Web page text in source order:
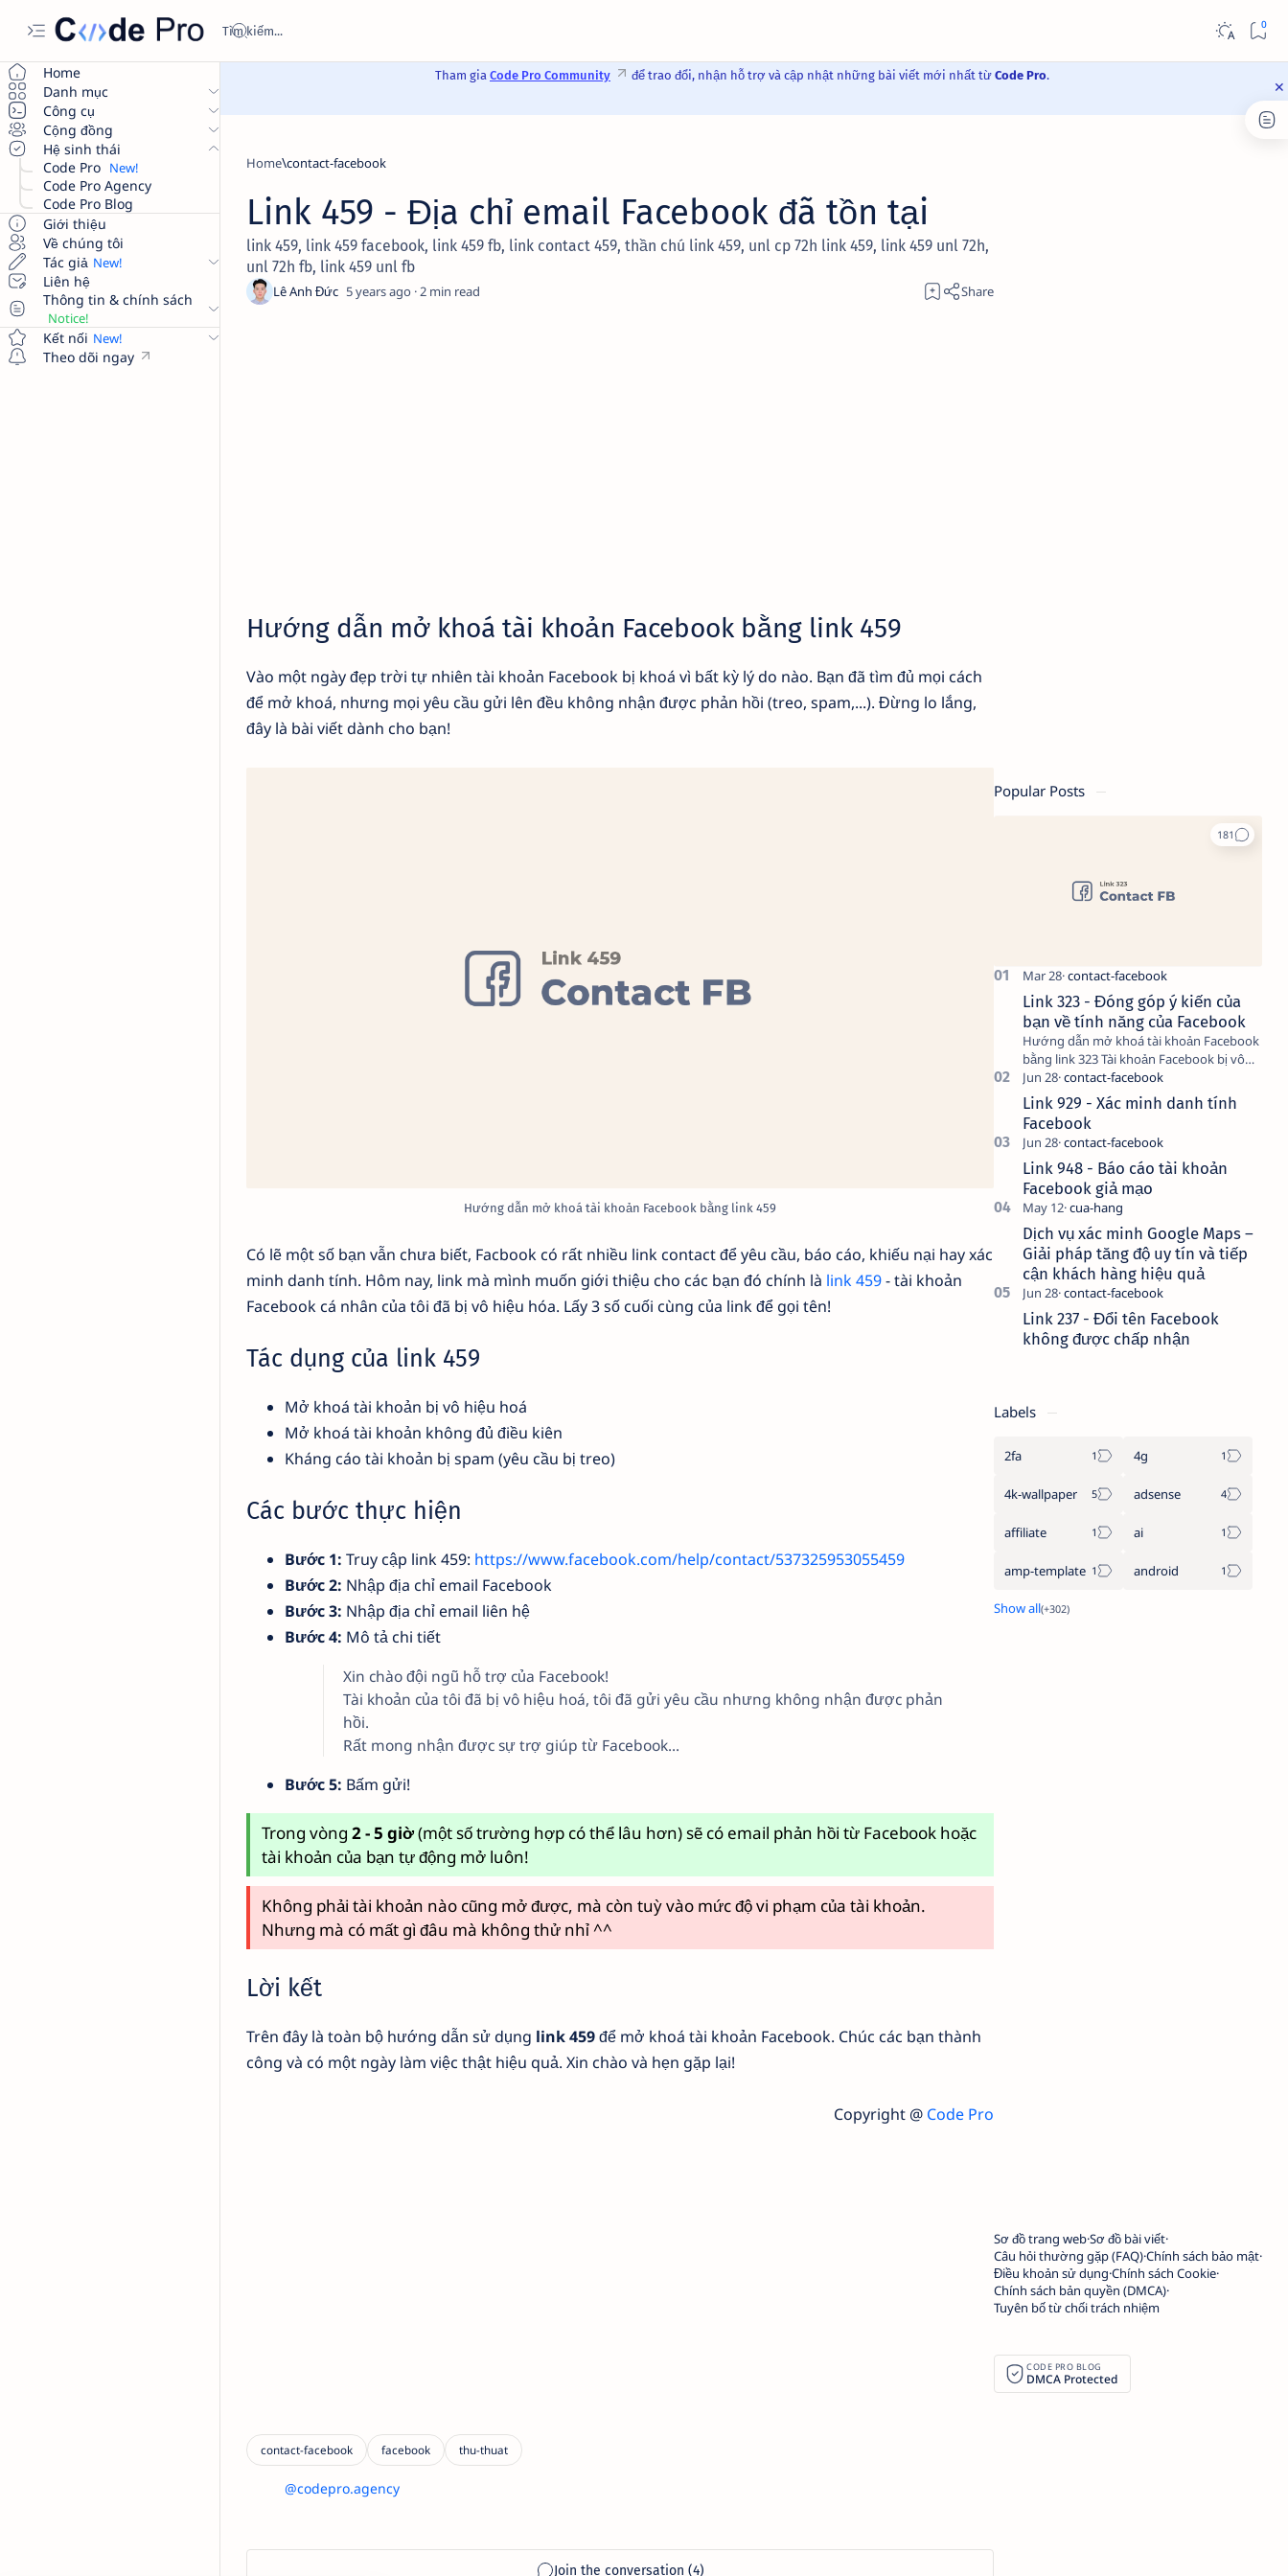
Home
Danh mục
Công cụ
Cộng đồng
Hệ sinh thái
Code Pro
Code Pro Agency
Code Pro Blog
Giới thiệu
Về chúng tôi
Tác giả
Liên hệ
Thông tin & chính sách
Kết nối
Theo dõi ngay
Tham gia Code Pro Community để trao đổi, nhận hỗ trợ và cập nhật những bài viết mới nhất từ Code Pro.
Home contact-facebook
Link 459 - Địa chỉ email Facebook đã tồn tại
link 459, link 459 facebook, link 459 fb, link contact 459, thần chú link 459, unl cp 72h link 459, link 459 unl 72h,
unl 72h fb, link 459 unl fb
5 years ago 2
Hướng dẫn mở khoá tài khoản Facebook bằng link 459
Vào một ngày đẹp trời tự nhiên tài khoản Facebook bị khoá vì bất kỳ lý do nào. Bạn đã tìm đủ mọi cách
để mở khoá, nhưng mọi yêu cầu gửi lên đều không nhận được phản hồi (treo, spam,...). Đừng lo lắng,
đây là bài viết dành cho bạn!
Hướng dẫn mở khoá tài khoản Facebook bằng link 459
Có lẽ một số bạn vẫn chưa biết, Facbook có rất nhiều link contact để yêu cầu, báo cáo, khiếu nại hay xác
minh danh tính. Hôm nay, link mà mình muốn giới thiệu cho các bạn đó chính là link 459- tài khoản
Facebook cá nhân của tôi đã bị vô hiệu hóa. Lấy 3 số cuối cùng của link để gọi tên!
Tác dụng của link 459
Mở khoá tài khoản bị vô hiệu hoá
Mở khoá tài khoản không đủ điều kiên
Kháng cáo tài khoản bị spam (yêu cầu bị treo)
Các bước thực hiện
Bước 1: Truy cập link 459: https://www.facebook.com/help/contact/537325953055459
Bước 2: Nhập địa chỉ email Facebook
Bước 3: Nhập địa chỉ email liên hệ
Bước 4: Mô tả chi tiết
Xin chào đội ngũ hỗ trợ của Facebook!
Tài khoản của tôi đã bị vô hiệu hoá, tôi đã gửi yêu cầu nhưng không nhận được phản
hồi.
Rất mong nhận được sự trợ giúp từ Facebook...
Bước 5: Bấm gửi!
Trong vòng 2 - 5 giờ(một số trường hợp có thể lâu hơn) sẽ có email phản hồi từ Facebook hoặc
tài khoản của bạn tự động mở luôn!
Không phải tài khoản nào cũng mở được, mà còn tuỳ vào mức độ vi phạm của tài khoản.
Nhưng mà có mất gì đâu mà không thử nhỉ ^^
Lời kết
Trên đây là toàn bộ hướng dẫn sử dụng link 459để mở khoá tài khoản Facebook. Chúc các bạn thành
công và có một ngày làm việc thật hiệu quả. Xin chào và hẹn gặp lại!
Copyright @ Code Pro
@codepro.agency
Popular Posts
Link 323 - Đóng góp ý kiến của
bạn về tính năng của Facebook
Hướng dẫn mở khoá tài khoản Facebook
bằng link 323 Tài khoản Facebook bị vô
hiệu hóa có thể do nhiều nguyên nhân,
do bạn đăng bài hay thực hiện…
Link 929 - Xác minh danh tính
Facebook
Link 948 - Báo cáo tài khoản
Facebook giả mạo
Dịch vụ xác minh Google Maps –
Giải pháp tăng độ uy tín và tiếp
cận khách hàng hiệu quả
Link 237 - Đổi tên Facebook
không được chấp nhận
Labels
2fa 4g
4k-wallpaper adsense
affiliate ai
amp-template android
Sơ đồ trang webSơ đồ bài viết
Câu hỏi thường gặp (FAQ)Chính sách bảo mật
Điều khoản sử dụng Chính sách Cookie
Chính sách bản quyền (DMCA)
Tuyên bố từ chối trách nhiệm
CODE PRO BLOG
DMCA Protected